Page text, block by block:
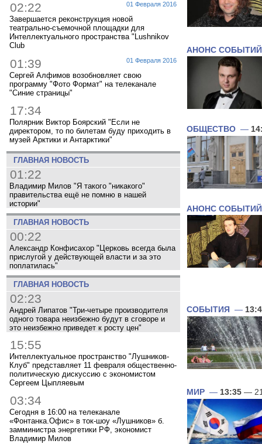
01 Февраля 2016
02:22
Завершается реконструкция новой
театрально-съемочной площадки для
Интеллектуального пространства "Lushnikov
Club
01 Февраля 2016
01:39
Сергей Алфимов возобновляет свою
программу "Фото Формат" на телеканале
"Синие страницы"
17:34
Полярник Виктор Боярский "Если не
директором, то по билетам буду приходить в
музей Арктики и Антарктики"
ГЛАВНАЯ НОВОСТЬ
01:22
Владимир Милов "Я такого "никакого"
правительства ещё не помню в нашей
истории"
ГЛАВНАЯ НОВОСТЬ
00:22
Александр Конфисахор "Церковь всегда была
прислугой у действующей власти и за это
поплатилась"
ГЛАВНАЯ НОВОСТЬ
02:23
Андрей Липатов "Три-четыре производителя
одного товара неизбежно будут в сговоре и
это неизбежно приведет к росту цен"
15:55
Интеллектуальное пространство "Лушников-
Клуб" представляет 11 февраля общественно-
политическую дискуссию с экономистом
Сергеем Цыпляевым
03:34
Сегодня в 16:00 на телеканале
«Фонтанка.Офис» в ток-шоу «Лушников» б.
замминистра энергетики РФ, экономист
Владимир Милов
АНОНС СОБЫТИЙ
ОБЩЕСТВО —
АНОНС СОБЫТИЙ
СОБЫТИЯ —
МИР — 13:35 —